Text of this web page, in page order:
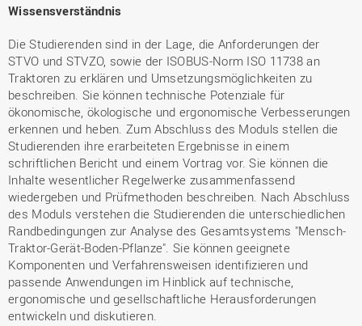
Wissensverständnis
Die Studierenden sind in der Lage, die Anforderungen der
STVO und STVZO, sowie der ISOBUS-Norm ISO 11738 an
Traktoren zu erklären und Umsetzungsmöglichkeiten zu
beschreiben. Sie können technische Potenziale für
ökonomische, ökologische und ergonomische Verbesserungen
erkennen und heben. Zum Abschluss des Moduls stellen die
Studierenden ihre erarbeiteten Ergebnisse in einem
schriftlichen Bericht und einem Vortrag vor. Sie können die
Inhalte wesentlicher Regelwerke zusammenfassend
wiedergeben und Prüfmethoden beschreiben. Nach Abschluss
des Moduls verstehen die Studierenden die unterschiedlichen
Randbedingungen zur Analyse des Gesamtsystems "Mensch-
Traktor-Gerät-Boden-Pflanze". Sie können geeignete
Komponenten und Verfahrensweisen identifizieren und
passende Anwendungen im Hinblick auf technische,
ergonomische und gesellschaftliche Herausforderungen
entwickeln und diskutieren.